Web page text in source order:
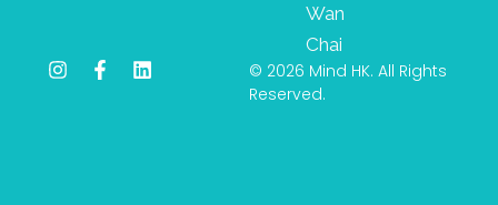
Wan
Chai
I
F
a
L
© 2026 Mind HK. All Rights
Reserved.